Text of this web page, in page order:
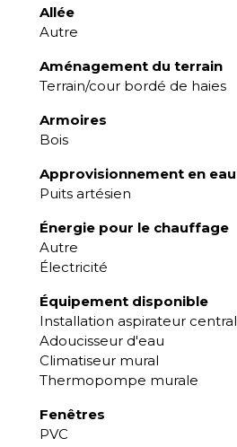
Allée
Autre
Aménagement du terrain
Terrain/cour bordé de haies
Armoires
Bois
Approvisionnement en eau
Puits artésien
Énergie pour le chauffage
Autre
Électricité
Équipement disponible
Installation aspirateur central
Adoucisseur d'eau
Climatiseur mural
Thermopompe murale
Fenêtres
PVC